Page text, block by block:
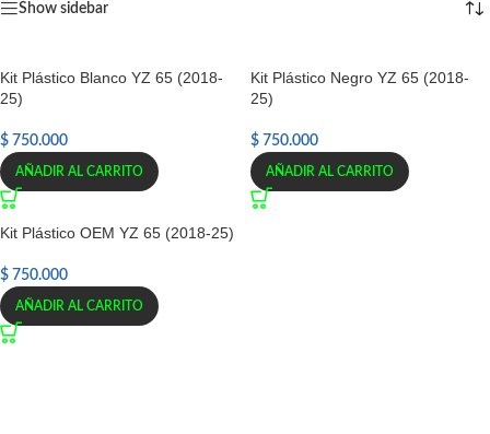
Show sidebar
Kit Plástico Blanco YZ 65 (2018-
25)
$ 750.000
AÑADIR AL CARRITO
Kit Plástico Negro YZ 65 (2018-
25)
$ 750.000
AÑADIR AL CARRITO
Kit Plástico OEM YZ 65 (2018-25)
$ 750.000
AÑADIR AL CARRITO